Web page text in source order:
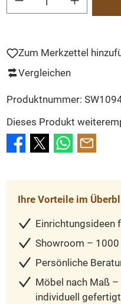
Zum Merkzettel
Vergleichen
Produktnummer:
Dieses Produkt
Ihre Vorteile im
Einrichtungsideen
Showroom –
Persönliche
Möbel nach Maß
individuell gefertigt